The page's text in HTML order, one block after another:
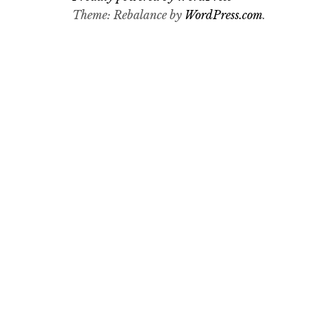
Theme: Rebalance by WordPress.com.